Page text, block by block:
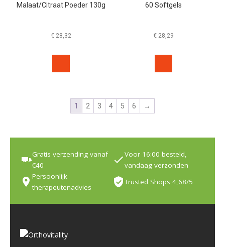
Malaat/Citraat Poeder 130g
€ 28,32
60 Softgels
€ 28,29
1 2 3 4 5 6 →
Gratis verzending vanaf
€40
Voor 16:00 besteld,
vandaag verzonden
Persoonlijk
therapeutenadvies
Trusted Shops 4,68/5